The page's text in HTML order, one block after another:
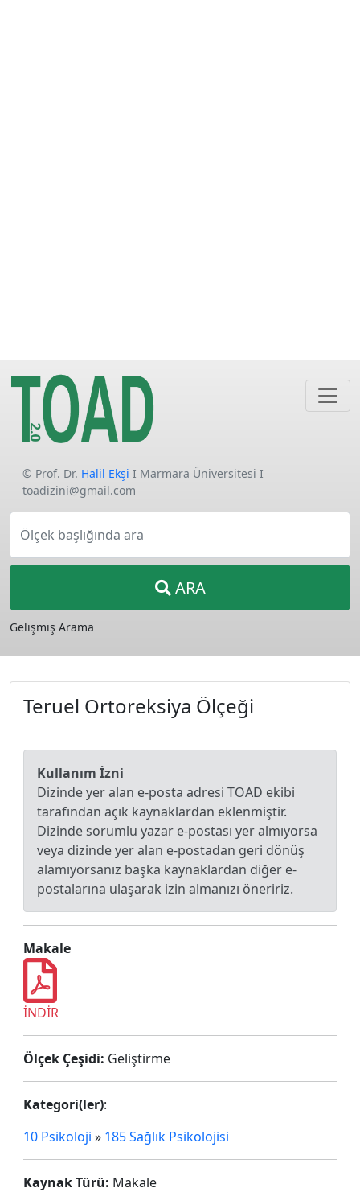
© Prof. Dr. Halil Ekşi I Marmara Üniversitesi I
toadizini@gmail.com
Ölçek başlığında ara
ARA
Gelişmiş Arama
Teruel Ortoreksiya Ölçeği
Kullanım İzni
Dizinde yer alan e-posta adresi TOAD ekibi
tarafından açık kaynaklardan eklenmiştir.
Dizinde sorumlu yazar e-postası yer almıyorsa
veya dizinde yer alan e-postadan geri dönüş
alamıyorsanız başka kaynaklardan diğer e-
postalarına ulaşarak izin almanızı öneririz.
Makale
İNDİR
Ölçek Çeşidi: Geliştirme
Kategori(ler):
10 Psikoloji » 185 Sağlık Psikolojisi
Kaynak Türü: Makale